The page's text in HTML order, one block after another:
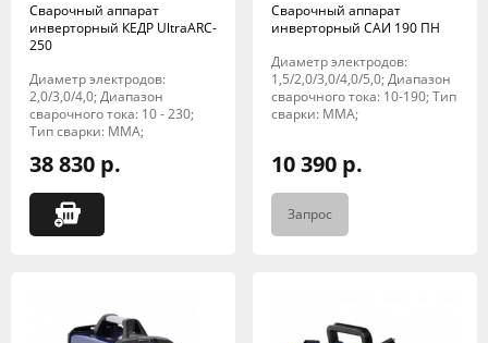
Сварочный аппарат
инверторный КЕДР UltraARC-
250
Диаметр электродов:
2,0/3,0/4,0; Диапазон
сварочного тока: 10 - 230;
Тип сварки: MMA;
38 830 р.
Сварочный аппарат
инверторный САИ 190 ПН
Диаметр электродов:
1,5/2,0/3,0/4,0/5,0; Диапазон
сварочного тока: 10-190; Тип
сварки: MMA;
10 390 р.
Запрос